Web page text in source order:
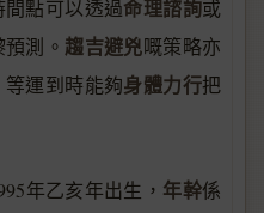
點可以透過命理諮詢或
測。 趨吉避兇嘅策略亦
運到時能夠身體力行把
年乙亥年出生， 年幹係